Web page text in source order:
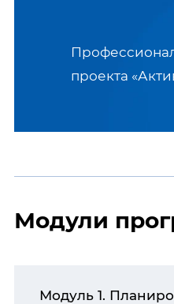
проекта
Модули
Модуль 1.